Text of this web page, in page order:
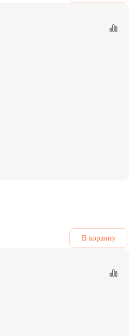
В корзину